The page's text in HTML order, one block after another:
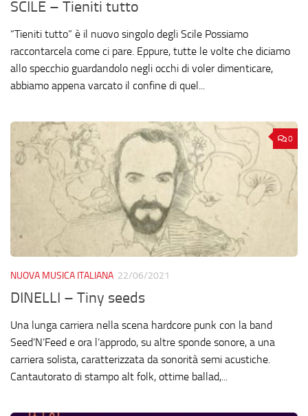
SCILE – Tieniti tutto
“Tieniti tutto” è il nuovo singolo degli Scile Possiamo
raccontarcela come ci pare. Eppure, tutte le volte che diciamo
allo specchio guardandolo negli occhi di voler dimenticare,
abbiamo appena varcato il confine di quel...
0
NUOVA MUSICA ITALIANA 22/06/2021
DINELLI – Tiny seeds
Una lunga carriera nella scena hardcore punk con la band
Seed’N’Feed e ora l’approdo, su altre sponde sonore, a una
carriera solista, caratterizzata da sonorità semi acustiche.
Cantautorato di stampo alt folk, ottime ballad,...